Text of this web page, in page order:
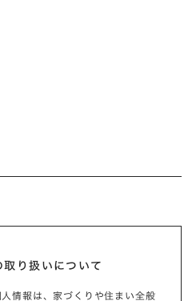
り扱いについて
情報は、家づくりや住まい全般